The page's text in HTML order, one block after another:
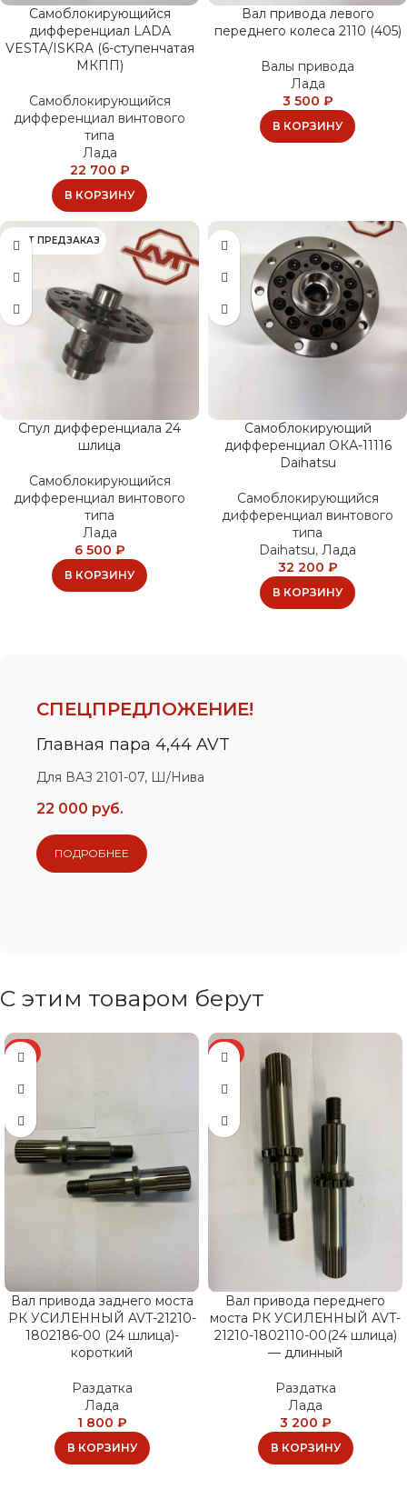
Самоблокирующийся
дифференциал LADA
VESTA/ISKRA (6-ступенчатая
МКПП)
Самоблокирующийся
дифференциал винтового
типа
Лада
22 700 ₽
В КОРЗИНУ
Вал привода левого
переднего колеса 2110 (405)
Валы привода
Лада
3 500 ₽
В КОРЗИНУ
ИДЁТ ПРЕДЗАКАЗ
Спул дифференциала 24
шлица
Самоблокирующийся
дифференциал винтового
типа
Лада
6 500 ₽
В КОРЗИНУ
Самоблокирующий
дифференциал ОКА-11116
Daihatsu
Самоблокирующийся
дифференциал винтового
типа
Daihatsu, Лада
32 200 ₽
В КОРЗИНУ
СПЕЦПРЕДЛОЖЕНИЕ!
Главная пара 4,44 AVT
Для ВАЗ 2101-07, Ш/Нива
22 000 руб.
ПОДРОБНЕЕ
С этим товаром берут
ХИТ
Вал привода заднего моста
РК УСИЛЕННЫЙ AVT-21210-
1802186-00 (24 шлица)-
короткий
Раздатка
Лада
1 800 ₽
В КОРЗИНУ
ХИТ
Вал привода переднего
моста РК УСИЛЕННЫЙ AVT-
21210-1802110-00(24 шлица)
— длинный
Раздатка
Лада
3 200 ₽
В КОРЗИНУ